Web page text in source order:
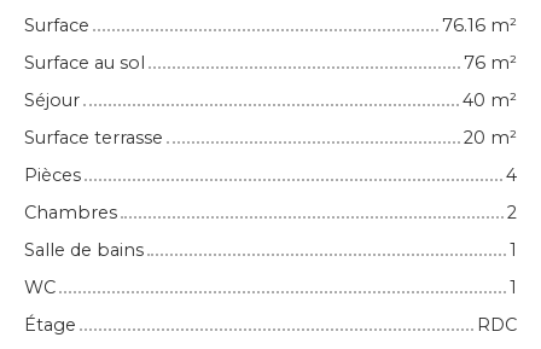
Surface
76.16 m²
Surface au sol
76 m²
Séjour
40 m²
Surface terrasse
20 m²
Pièces
4
Chambres
2
Salle de bains
1
WC
1
Étage
RDC